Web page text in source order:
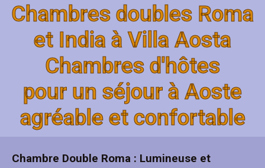
Chambres doubles Roma
et India à Villa Aosta
Chambres d'hôtes
pour un séjour à Aoste
agréable et confortable
Chambre Double Roma : Lumineuse et